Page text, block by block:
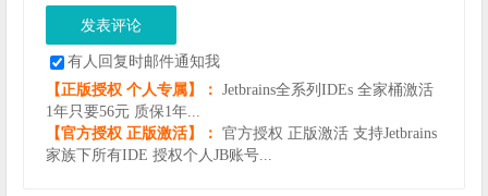
有人回复时邮件通知我
【正版授权 个人专属】： Jetbrains全系列IDEs 全家桶激活
1年只要56元 质保1年...
【官方授权 正版激活】： 官方授权 正版激活 支持Jetbrains
家族下所有IDE 授权个人JB账号...